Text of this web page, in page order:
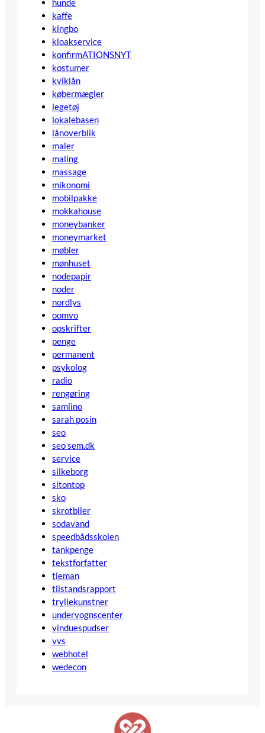
hunde
kaffe
kingbo
kloakservice
konfirmATIONSNYT
kostumer
kviklån
købermægler
legetøj
lokalebasen
lånoverblik
maler
maling
massage
mikonomi
mobilpakke
mokkahouse
moneybanker
moneymarket
møbler
mønhuset
nodepapir
noder
nordlys
oomvo
opskrifter
penge
permanent
psykolog
radio
rengøring
samlino
sarah posin
seo
seo sem.dk
service
silkeborg
sitontop
sko
skrotbiler
sodavand
speedbådsskolen
tankpenge
tekstforfatter
tieman
tilstandsrapport
tryllekunstner
undervognscenter
vinduespudser
vvs
webhotel
wedecon